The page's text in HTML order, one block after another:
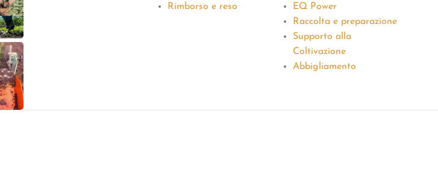
Rimborso e reso
EQ Power
Raccolta e preparazione
Supporto alla
Coltivazione
Abbigliamento